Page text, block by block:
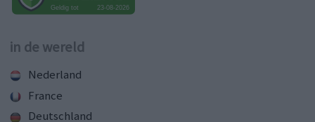
in de wereld
Nederland
France
Deutschland